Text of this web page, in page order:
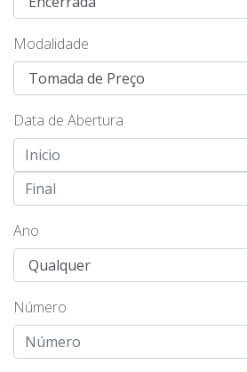
Modalidade
Data de Abertura
Ano
Número